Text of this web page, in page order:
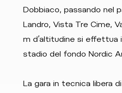
Dobbiaco, passando nel
Landro, Vista Tre Cime,
m d’altitudine si effettua
stadio del fondo Nordic
La gara in tecnica libera